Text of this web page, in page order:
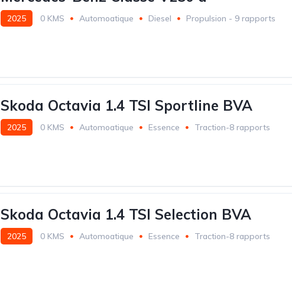
2025 0 KMS Automoatique Diesel Propulsion - 9 rapports
Skoda Octavia 1.4 TSI Sportline BVA
2025 0 KMS Automoatique Essence Traction-8 rapports
Skoda Octavia 1.4 TSI Selection BVA
2025 0 KMS Automoatique Essence Traction-8 rapports